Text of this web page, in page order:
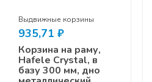
Выдвижные корзины
935,71 ₽
Корзина на раму,
Hafele Crystal, в
базу 300 мм, дно